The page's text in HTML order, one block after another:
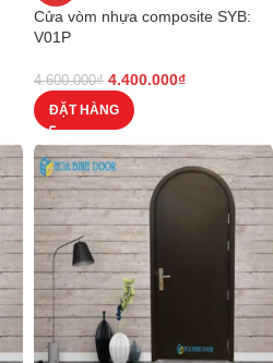
Cửa vòm nhựa composite SYB:
V01P
4.600.000₫ 4.400.000₫
ĐẶT HÀNG